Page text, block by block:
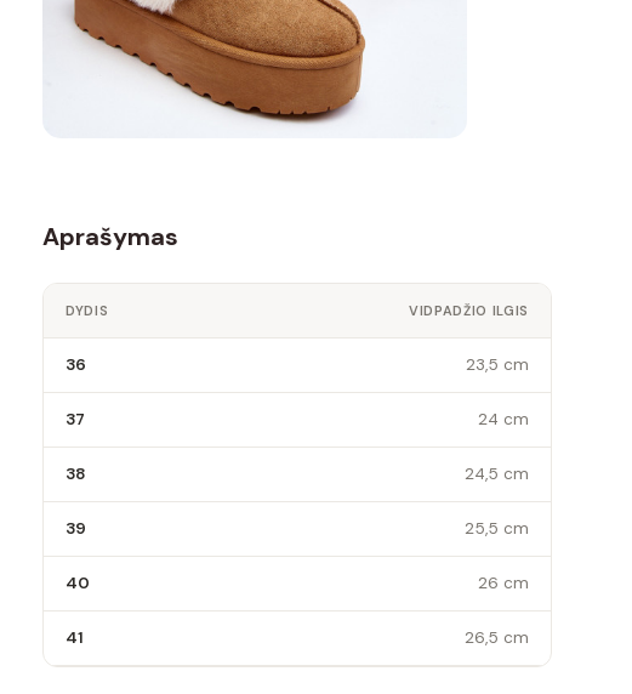
Aprašymas
DYDIS VIDPADŽIO ILGIS
36 23,5 cm
37 24 cm
38 24,5 cm
39 25,5 cm
40 26 cm
41 26,5 cm